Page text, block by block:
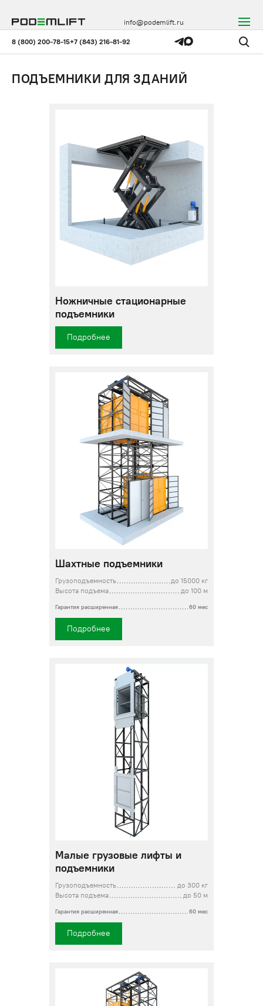
8 (800) 200-78-15+7 (843) 216-81-92
info@podemlift.ru
ПОДЪЕМНИКИ ДЛЯ ЗДАНИЙ
Ножничные стационарные
подъемники
Подробнее
Шахтные подъемники
Грузоподъемность
до 15000 кг
Высота подъема
до 100 м
Гарантия расширенная 60 мес
Подробнее
Малые грузовые лифты и
подъемники
Грузоподъемность
до 300 кг
Высота подъема
до 50 м
Гарантия расширенная 60 мес
Подробнее